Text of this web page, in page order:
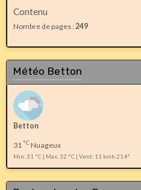
Contenu
Nombre de pages : 249
Météo Betton
Betton
31 °CNuageux
Min: 31 °C | Max: 32 °C | Vent: 11 kmh 214°